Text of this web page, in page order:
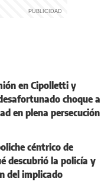
en Cipolletti y
choque a
en plena persecución
céntrico de
descubrió la policía y
del implicado